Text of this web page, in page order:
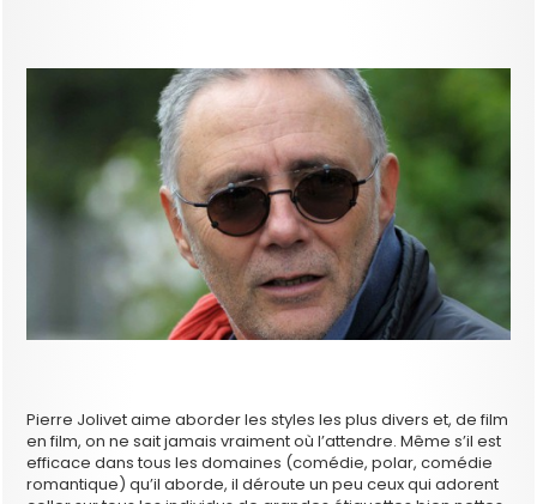
Pierre Jolivet aime aborder les styles les plus divers et, de film
en film, on ne sait jamais vraiment où l’attendre. Même s’il est
efficace dans tous les domaines (comédie, polar, comédie
romantique) qu’il aborde, il déroute un peu ceux qui adorent